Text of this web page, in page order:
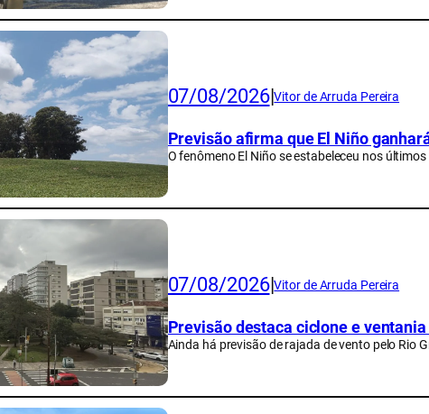
07/08/2026|Vitor de Arruda Pereira
Previsão afirma que El Niño
O fenômeno El Niño se estabeleceu nos
07/08/2026|Vitor de Arruda Pereira
Previsão destaca ciclone e ventania
Ainda há previsão de rajada de vento pelo Rio